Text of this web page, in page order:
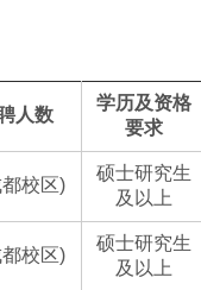
人数
学历及资格
要求
校区)
硕士研究生
及以上
校区)
硕士研究生
及以上